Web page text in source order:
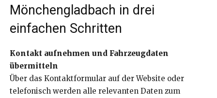
Mönchengladbach in drei
einfachen Schritten
Kontakt aufnehmen und Fahrzeugdaten
übermitteln
Über das Kontaktformular auf der Website oder
telefonisch werden alle relevanten Daten zum